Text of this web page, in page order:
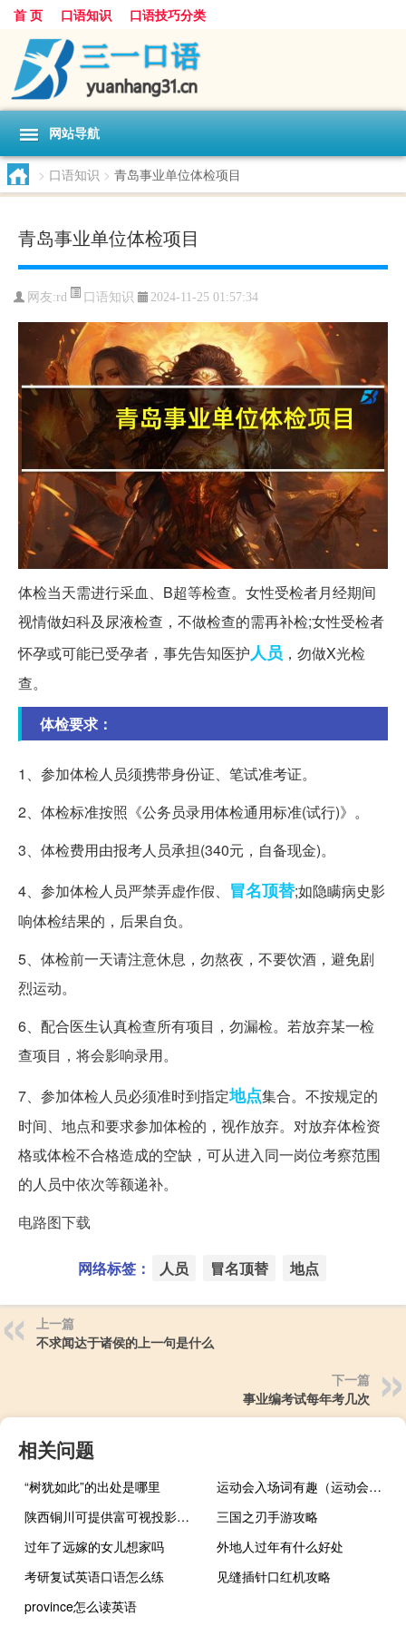
首 页 口语知识 口语技巧分类
网站导航
> 口语知识 > 青岛事业单位体检项目
青岛事业单位体检项目
网友:rd 口语知识 2024-11-25 01:57:34
体检当天需进行采血、B超等检查。女性受检者月经期间
视情做妇科及尿液检查，不做检查的需再补检;女性受检者
怀孕或可能已受孕者，事先告知医护人员 ，勿做X光检
查。
体检要求：
1、参加体检人员须携带身份证、笔试准考证。
2、体检标准按照《公务员录用体检通用标准(试行)》。
3、体检费用由报考人员承担(340元，自备现金)。
4、参加体检人员严禁弄虚作假、 冒名顶替;如隐瞒病史影
响体检结果的，后果自负。
5、体检前一天请注意休息，勿熬夜，不要饮酒，避免剧
烈运动。
6、配合医生认真检查所有项目，勿漏检。若放弃某一检
查项目，将会影响录用。
7、参加体检人员必须准时到指定地点集合。不按规定的
时间、地点和要求参加体检的，视作放弃。对放弃体检资
格或体检不合格造成的空缺，可从进入同一岗位考察范围
的人员中依次等额递补。
电路图下载
网络标签： 人员 冒名顶替 地点
上一篇
不求闻达于诸侯的上一句是什么
下一篇
事业编考试每年考几次
相关问题
“树犹如此”的出处是哪里
运动会入场词有趣（运动会入场词有新意）
陕西铜川可提供富可视投影机维修服务地址在哪
三国之刃手游攻略
过年了远嫁的女儿想家吗
外地人过年有什么好处
考研复试英语口语怎么练
见缝插针口红机攻略
province怎么读英语